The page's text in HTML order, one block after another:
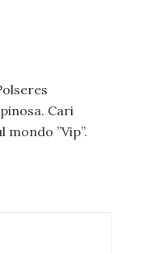
Cari
”Vip”.